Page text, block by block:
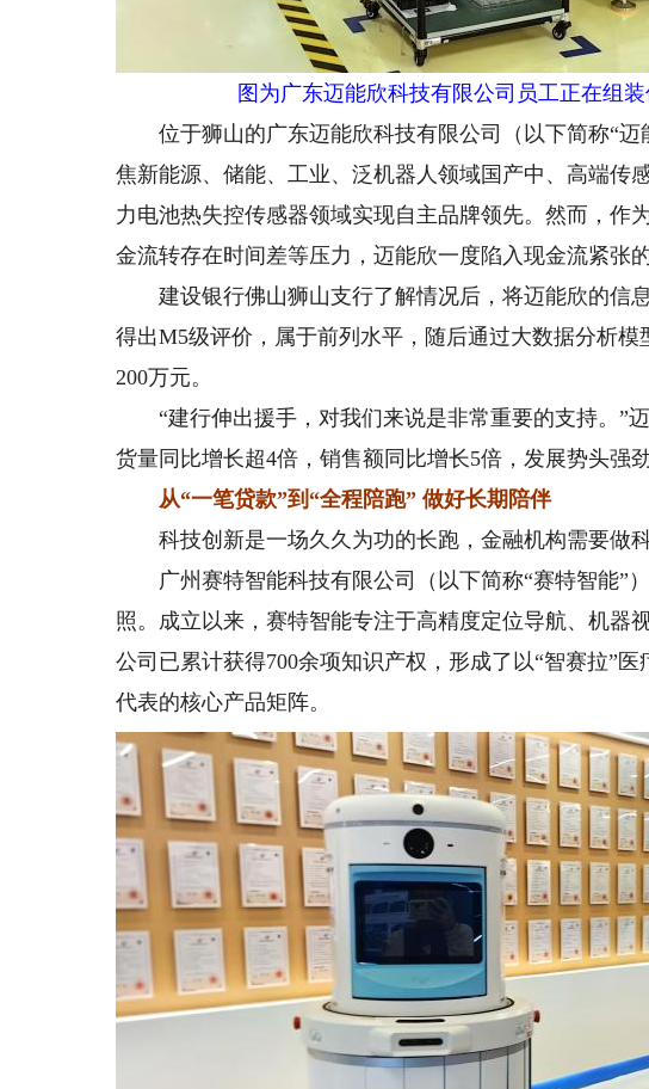
图为广东迈能欣科技有限公司员工正在组
位于狮山的广东迈能欣科技有限公司（以下简称“迈
焦新能源、储能、工业、泛机器人领域国产中、高端传
力电池热失控传感器领域实现自主品牌领先。然而，作
金流转存在时间差等压力，迈能欣一度陷入现金流紧张的
建设银行佛山狮山支行了解情况后，将迈能欣的信息
得出M5级评价，属于前列水平，随后通过大数据分析
200万元。
“建行伸出援手，对我们来说是非常重要的支持。”迈
货量同比增长超4倍，销售额同比增长5倍，发展势头强劲
从“一笔贷款”到“全程陪跑” 做好长期陪伴
科技创新是一场久久为功的长跑，金融机构需要做科
广州赛特智能科技有限公司（以下简称“赛特智能”
照。成立以来，赛特智能专注于高精度定位导航、机器
公司已累计获得700余项知识产权，形成了以“智赛拉”
代表的核心产品矩阵。